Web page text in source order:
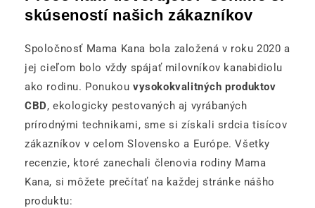
skúseností našich zákazníkov
Spoločnosť Mama Kana bola založená v roku 2020 a
jej cieľom bolo vždy spájať milovníkov kanabidiolu
ako rodinu. Ponukou vysokokvalitných produktov
CBD, ekologicky pestovaných aj vyrábaných
prírodnými technikami, sme si získali srdcia tisícov
zákazníkov v celom Slovensko a Európe. Všetky
recenzie, ktoré zanechali členovia rodiny Mama
Kana, si môžete prečítať na každej stránke nášho
produktu: